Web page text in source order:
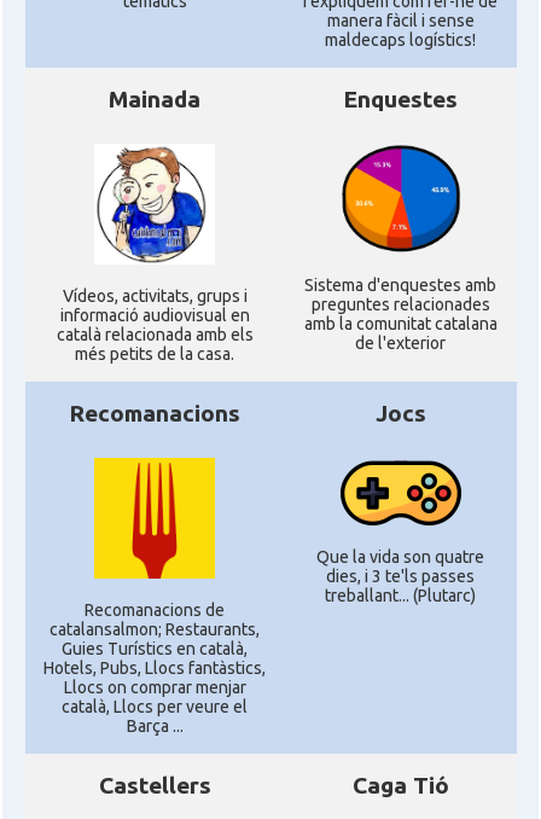
manera fàcil i sense
maldecaps logí­stics!
Mainada
Ví­deos, activitats, grups i
informació audiovisual en
català relacionada amb els
més petits de la casa.
Enquestes
Sistema d'enquestes amb
preguntes relacionades
amb la comunitat catalana
de l'exterior
Recomanacions
Recomanacions de
catalansalmon; Restaurants,
Guies Turístics en català,
Hotels, Pubs, Llocs fantàstics,
Llocs on comprar menjar
català, Llocs per veure el
Barça ...
Jocs
Que la vida son quatre
dies, i 3 te'ls passes
treballant... (Plutarc)
Castellers Caga Tió